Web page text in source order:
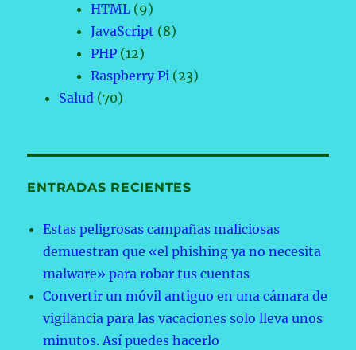
HTML (9)
JavaScript (8)
PHP (12)
Raspberry Pi (23)
Salud (70)
ENTRADAS RECIENTES
Estas peligrosas campañas maliciosas
demuestran que «el phishing ya no necesita
malware» para robar tus cuentas
Convertir un móvil antiguo en una cámara de
vigilancia para las vacaciones solo lleva unos
minutos. Así puedes hacerlo